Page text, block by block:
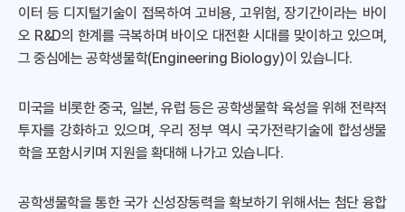
이터 등 디지털기술이 접목하여 고비용, 고위험, 장기간이라는 바이
오 R&D의 한계를 극복하며 바이오 대전환 시대를 맞이하고 있으며,
그 중심에는 공학생물학(Engineering Biology)이 있습니다.
미국을 비롯한 중국, 일본, 유럽 등은 공학생물학 육성을 위해 전략적
투자를 강화하고 있으며, 우리 정부 역시 국가전략기술에 합성생물
학을 포함시키며 지원을 확대해 나가고 있습니다.
공학생물학을 통한 국가 신성장동력을 확보하기 위해서는 첨단 융합